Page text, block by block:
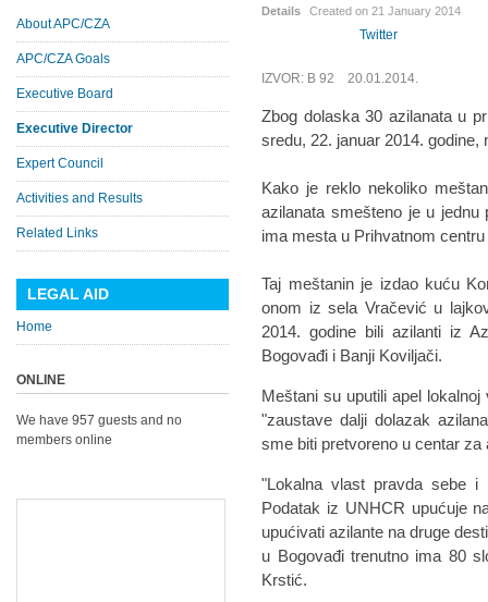
Details Created on21 January 2014
Twitter
IZVOR: B 92 20.01.2014.
Zbog dolaska 30 azilanata u
sredu, 22. januar 2014.
Kako je reklo nekoliko
azilanata smešteno je u jednu
ima mesta u Prihvatnom
Taj meštanin je izdao kuću
onom iz sela Vračević u
2014. godine bili azilanti iz
Bogovađi i Banji Koviljači.
Meštani su uputili apel
"zaustave dalji dolazak
sme biti pretvoreno u centar za
"Lokalna vlast pravda sebe
Podatak iz UNHCR upućuje
upućivati azilante na druge
u Bogovađi trenutno ima 80
Krstić.
About APC/CZA
APC/CZA Goals
Executive Board
Executive Director
Expert Council
Activities and Results
Related Links
LEGAL AID
Home
ONLINE
We have 957 guests and no
members online